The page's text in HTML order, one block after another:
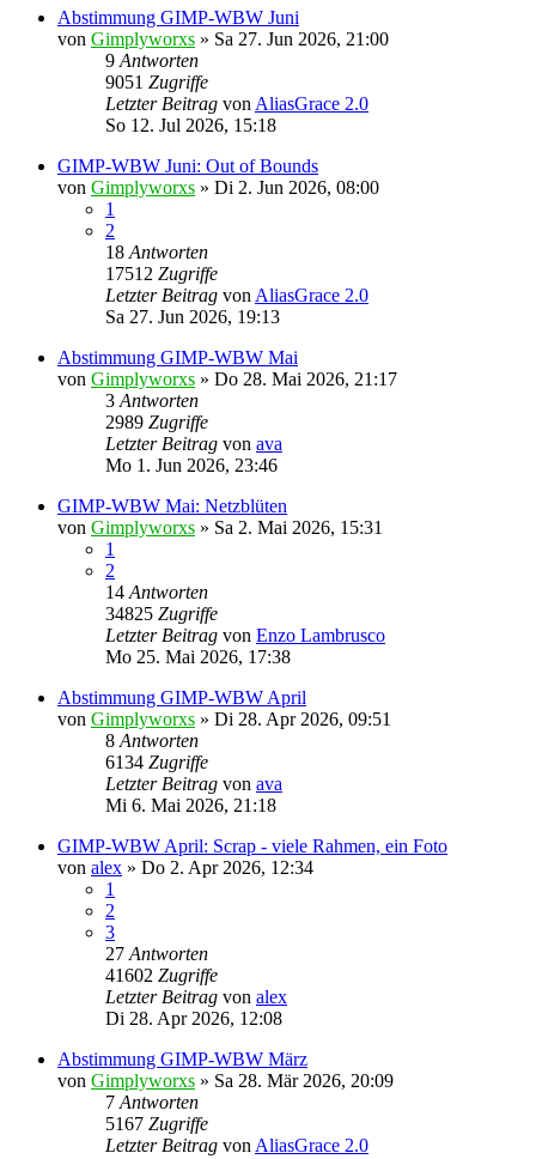
Abstimmung GIMP-WBW Juni
von Gimplyworxs » Sa 27. Jun 2026, 21:00
9 Antworten
9051 Zugriffe
Letzter Beitrag von AliasGrace 2.0
So 12. Jul 2026, 15:18
GIMP-WBW Juni: Out of Bounds
von Gimplyworxs » Di 2. Jun 2026, 08:00
1
2
18 Antworten
17512 Zugriffe
Letzter Beitrag von AliasGrace 2.0
Sa 27. Jun 2026, 19:13
Abstimmung GIMP-WBW Mai
von Gimplyworxs » Do 28. Mai 2026, 21:17
3 Antworten
2989 Zugriffe
Letzter Beitrag von ava
Mo 1. Jun 2026, 23:46
GIMP-WBW Mai: Netzblüten
von Gimplyworxs » Sa 2. Mai 2026, 15:31
1
2
14 Antworten
34825 Zugriffe
Letzter Beitrag von Enzo Lambrusco
Mo 25. Mai 2026, 17:38
Abstimmung GIMP-WBW April
von Gimplyworxs » Di 28. Apr 2026, 09:51
8 Antworten
6134 Zugriffe
Letzter Beitrag von ava
Mi 6. Mai 2026, 21:18
GIMP-WBW April: Scrap - viele Rahmen, ein Foto
von alex » Do 2. Apr 2026, 12:34
1
2
3
27 Antworten
41602 Zugriffe
Letzter Beitrag von alex
Di 28. Apr 2026, 12:08
Abstimmung GIMP-WBW März
von Gimplyworxs » Sa 28. Mär 2026, 20:09
7 Antworten
5167 Zugriffe
Letzter Beitrag von AliasGrace 2.0